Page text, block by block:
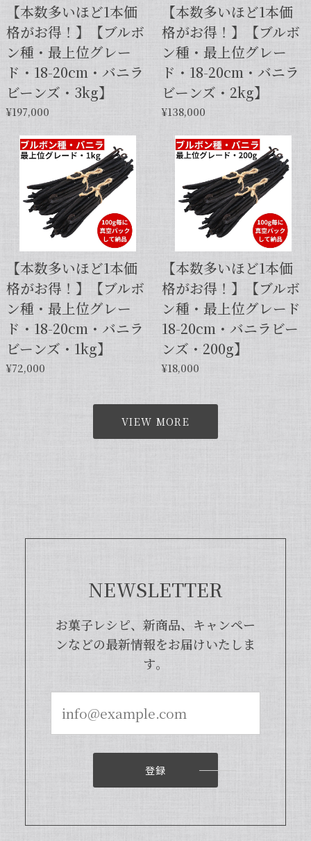
【本数多いほど1本価
格がお得！】【ブルボ
ン種・最上位グレー
ド・18-20cm・バニラ
ビーンズ・3kg】
¥197,000
【本数多いほど1本価
格がお得！】【ブルボ
ン種・最上位グレー
ド・18-20cm・バニラ
ビーンズ・2kg】
¥138,000
【本数多いほど1本価
格がお得！】【ブルボ
ン種・最上位グレー
ド・18-20cm・バニラ
ビーンズ・1kg】
¥72,000
【本数多いほど1本価
格がお得！】【ブルボ
ン種・最上位グレード
18-20cm・バニラビー
ンズ・200g】
¥18,000
VIEW MORE
NEWSLETTER
お菓子レシピ、新商品、キャンペー
ンなどの最新情報をお届けいたしま
す。
登録